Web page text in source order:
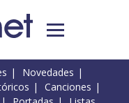
Novedades
Canciones